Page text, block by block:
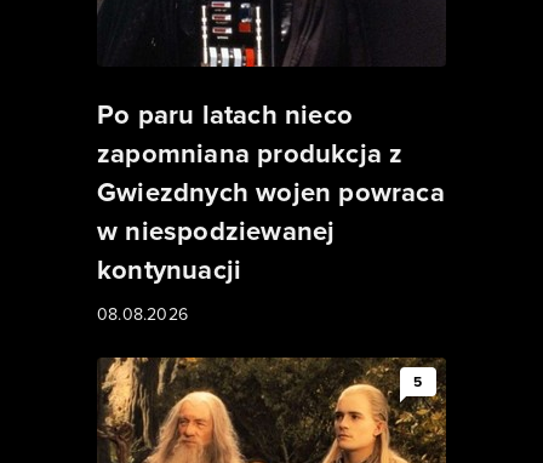
Po paru latach nieco
zapomniana produkcja z
Gwiezdnych wojen powraca
w niespodziewanej
kontynuacji
08.08.2026
5